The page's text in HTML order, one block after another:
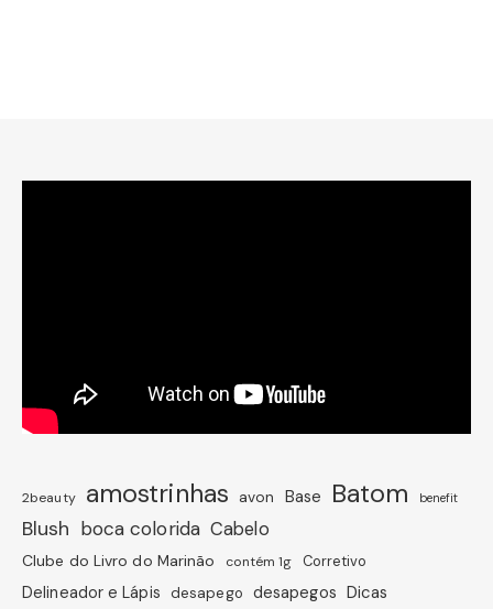
2beauty amostrinhas avon Base Batom benefit
Blush boca colorida Cabelo
Clube do Livro do Marinão contém 1g Corretivo
Delineador e Lápis desapego desapegos Dicas